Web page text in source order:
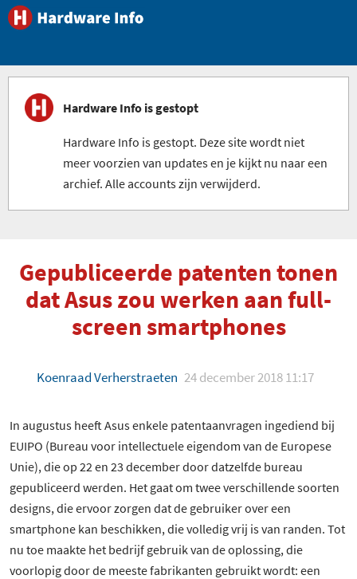
Hardware Info is gestopt
Hardware Info is gestopt. Deze site wordt niet
meer voorzien van updates en je kijkt nu naar een
archief. Alle accounts zijn verwijderd.
Gepubliceerde patenten tonen
dat Asus zou werken aan full-
screen smartphones
Koenraad Verherstraeten 24 december 2018 11:17
In augustus heeft Asus enkele patentaanvragen ingediend bij
EUIPO (Bureau voor intellectuele eigendom van de Europese
Unie), die op 22 en 23 december door datzelfde bureau
gepubliceerd werden. Het gaat om twee verschillende soorten
designs, die ervoor zorgen dat de gebruiker over een
smartphone kan beschikken, die volledig vrij is van randen. Tot
nu toe maakte het bedrijf gebruik van de oplossing, die
voorlopig door de meeste fabrikanten gebruikt wordt: een